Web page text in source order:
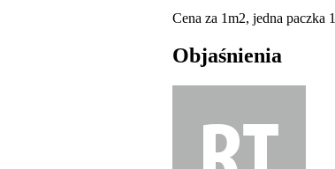
CSR004
Cena za 1m2, jedna paczka
Objaśnienia